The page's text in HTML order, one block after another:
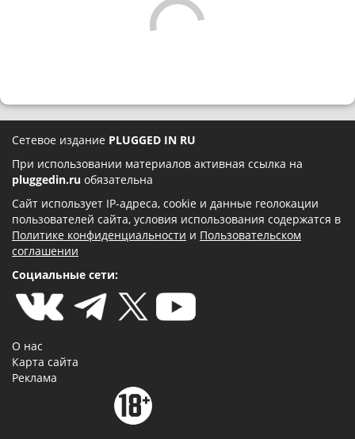
Сетевое издание PLUGGED IN RU
При использовании материалов активная ссылка на
pluggedin.ru обязательна
Сайт использует IP-адреса, cookie и данные геолокации
пользователей сайта, условия использования содержатся в
Политике конфиденциальности и Пользовательском
соглашении
Социальные сети:
О нас
Карта сайта
Реклама